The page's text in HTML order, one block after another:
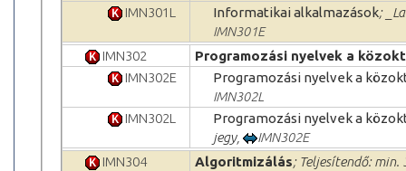
IMN301L
Informatikai alkalmazások;
IMN301E
IMN302
Programozási nyelvek a
IMN302E
Programozási nyelvek a
IMN302L
IMN302L
Programozási nyelvek a
jegy,
IMN302E
IMN304
Algoritmizálás; Teljesítendő: min.